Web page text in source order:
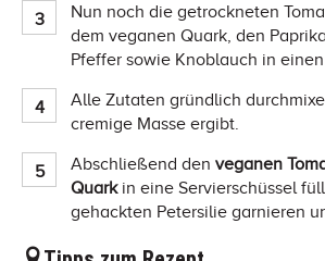
Nun noch die getrockneten
dem veganen Quark, den
Pfeffer sowie Knoblauch in
Alle Zutaten gründlich
cremige Masse ergibt.
Abschließend den veganen
Quarkin eine Servierschüssel
gehackten Petersilie garnieren